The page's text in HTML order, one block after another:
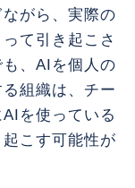
がら、実際の
て引き起こさ
、AIを個人の
組織は、チー
を使っている
こす可能性が